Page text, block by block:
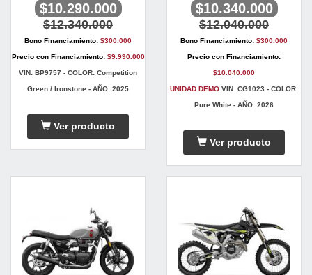
$10.290.000
$12.340.000
Bono Financiamiento: $300.000
Precio con Financiamiento: $9.990.000
VIN: BP9757 - COLOR: Competition
Green / Ironstone - AÑO: 2025
Ver producto
$10.340.000
$12.040.000
Bono Financiamiento: $300.000
Precio con Financiamiento:
$10.040.000
UNIDAD DEMO VIN: CG1023 - COLOR:
Pure White - AÑO: 2026
Ver producto